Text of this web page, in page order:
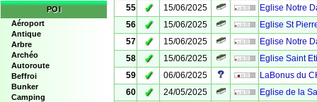
POI
Aéroport
Antique
Arbre
Archéo
Autoroute
Beffroi
Bunker
Camping
55
✓ 15/06/2025
Eglise Notre
56
✓ 15/06/2025
Eglise St
57
✓ 15/06/2025
Eglise Notre
58
✓ 15/06/2025
Eglise Saint
59
✓ 06/06/2025
LaBonus du
60
✓ 24/05/2025
Eglise de la